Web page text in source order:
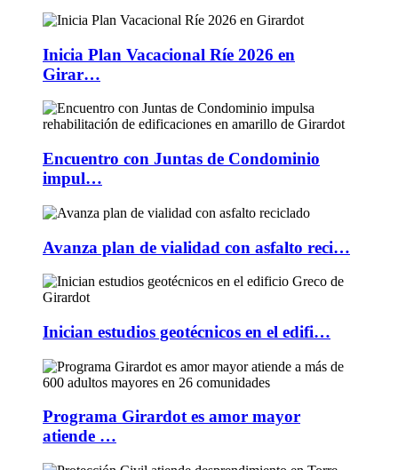
Inicia Plan Vacacional Ríe 2026 en
Girar…
Encuentro con Juntas de Condominio
impul…
Avanza plan de vialidad con asfalto reci…
Inician estudios geotécnicos en el edifi…
Programa Girardot es amor mayor
atiende …